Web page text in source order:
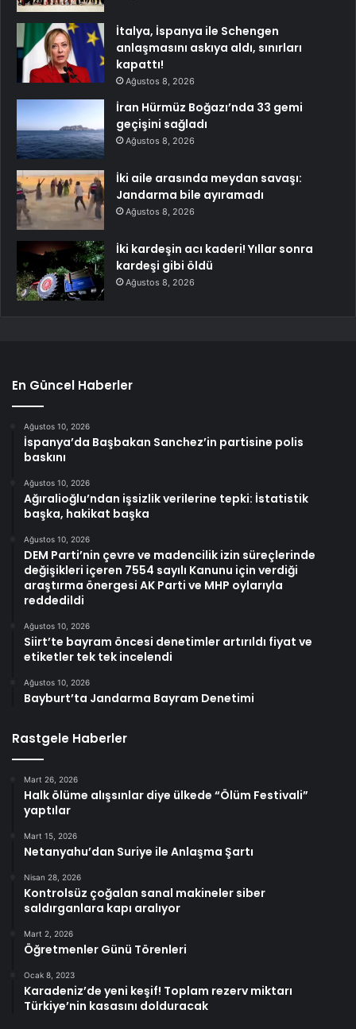
İtalya, İspanya ile Schengen
anlaşmasını askıya aldı, sınırları
kapattı!
Ağustos 8, 2026
İran Hürmüz Boğazı’nda 33 gemi
geçişini sağladı
Ağustos 8, 2026
İki aile arasında meydan savaşı:
Jandarma bile ayıramadı
Ağustos 8, 2026
İki kardeşin acı kaderi! Yıllar sonra
kardeşi gibi öldü
Ağustos 8, 2026
En Güncel Haberler
Ağustos 10, 2026
İspanya’da Başbakan Sanchez’in partisine polis
baskını
Ağustos 10, 2026
Ağıralioğlu’ndan işsizlik verilerine tepki: İstatistik
başka, hakikat başka
Ağustos 10, 2026
DEM Parti’nin çevre ve madencilik izin süreçlerinde
değişikleri içeren 7554 sayılı Kanunu için verdiği
araştırma önergesi AK Parti ve MHP oylarıyla
reddedildi
Ağustos 10, 2026
Siirt’te bayram öncesi denetimler artırıldı fiyat ve
etiketler tek tek incelendi
Ağustos 10, 2026
Bayburt’ta Jandarma Bayram Denetimi
Rastgele Haberler
Mart 26, 2026
Halk ölüme alışsınlar diye ülkede “Ölüm Festivali”
yaptılar
Mart 15, 2026
Netanyahu’dan Suriye ile Anlaşma Şartı
Nisan 28, 2026
Kontrolsüz çoğalan sanal makineler siber
saldırganlara kapı aralıyor
Mart 2, 2026
Öğretmenler Günü Törenleri
Ocak 8, 2023
Karadeniz’de yeni keşif! Toplam rezerv miktarı
Türkiye’nin kasasını dolduracak